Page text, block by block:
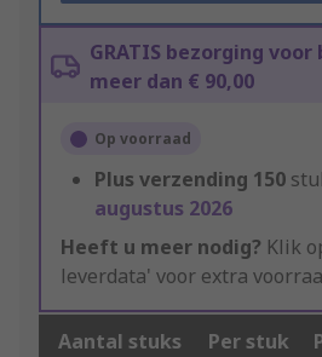
GRATIS bezorging
meer dan € 90,00
Op voorraad
Plus verzending 150
augustus 2026
Heeft u meer nodig? Klik
leverdata' voor extra
Aantal stuks Per stuk